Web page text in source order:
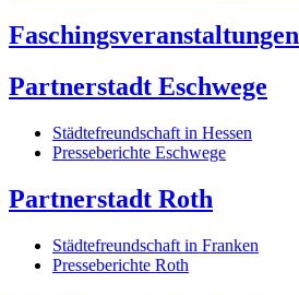
Faschingsveranstaltungen
Partnerstadt Eschwege
Städtefreundschaft in Hessen
Presseberichte Eschwege
Partnerstadt Roth
Städtefreundschaft in Franken
Presseberichte Roth